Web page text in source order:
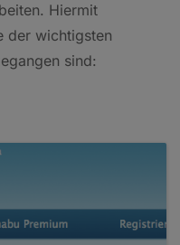
Hiermit
der wichtigsten
sind: